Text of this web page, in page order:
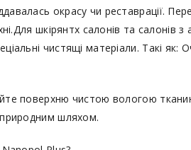
окрасу чи реставрації.
шкірянтх салонів та салонів з
чистящі матеріали. Такі як:
поверхню чистою вологою
шляхом.